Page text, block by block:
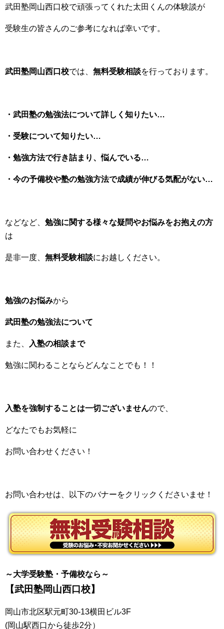
武田塾岡山西口校で頑張ってくれた太田くんの体験談が
受験生の皆さんのご参考になれば幸いです。
武田塾岡山西口校では、 無料受験相談を行っております。
・武田塾の勉強法について詳しく知りたい…
・受験について知りたい…
・勉強方法で行き詰まり、悩んでいる…
・今の予備校や塾の勉強方法で成績が伸びる気配がない…
などなど、 勉強に関する様々な疑問やお悩みをお抱えの方
は
是非一度、 無料受験相談にお越しください。
勉強のお悩みから
武田塾の勉強法について
また、 入塾の相談まで
勉強に関わることならどんなことでも！！
入塾を強制することは一切ございませんので、
どなたでもお気軽に
お問い合わせください！
お問い合わせは、以下のバナーをクリックくださいませ！
～大学受験塾・予備校なら～
【武田塾岡山西口校】
岡山市北区駅元町30-13横田ビル3F
(岡山駅西口から徒歩2分）